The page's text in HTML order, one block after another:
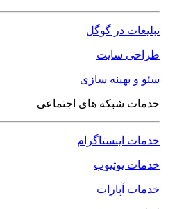
تبلیغات در گوگل
طراحی سایت
سئو و بهینه سازی
خدمات شبکه های اجتماعی
خدمات اینستاگرام
خدمات یوتیوب
خدمات آپارات